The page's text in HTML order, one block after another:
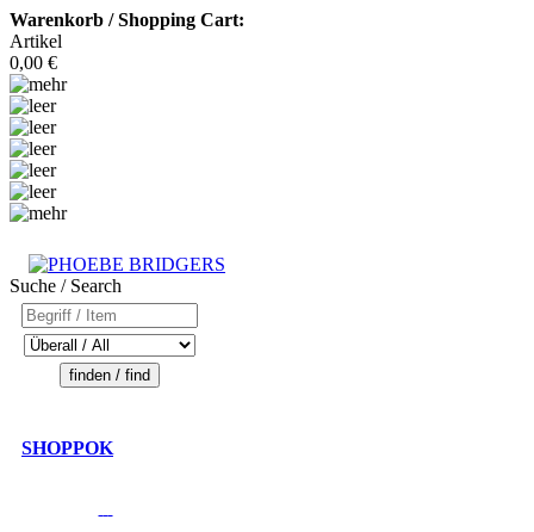
Warenkorb / Shopping Cart:
Artikel
0,00 €
Suche / Search
SHOPPOK